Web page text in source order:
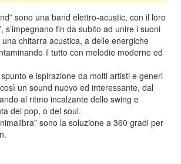
sono una band elettro-acustic, con il loro
s’impegnano fin da subito ad unire i suoni
chitarra acustica, a delle energiche
il tutto con melodie moderne ed
e ispirazione da molti artisti e generi
un sound nuovo ed interessante, dal
al ritmo incalzante dello swing e
del pop, o del soul.
sono la soluzione a 360 gradi per